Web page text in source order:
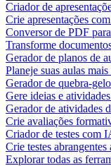
Criador de
Crie apresentações
Conversor de PDF
Transforme
Gerador de planos de
Planeje suas aulas
Gerador de quebra-
Gere ideias e
Gerador de atividades
Crie avaliações
Criador de testes com
Crie testes
Explorar todas as